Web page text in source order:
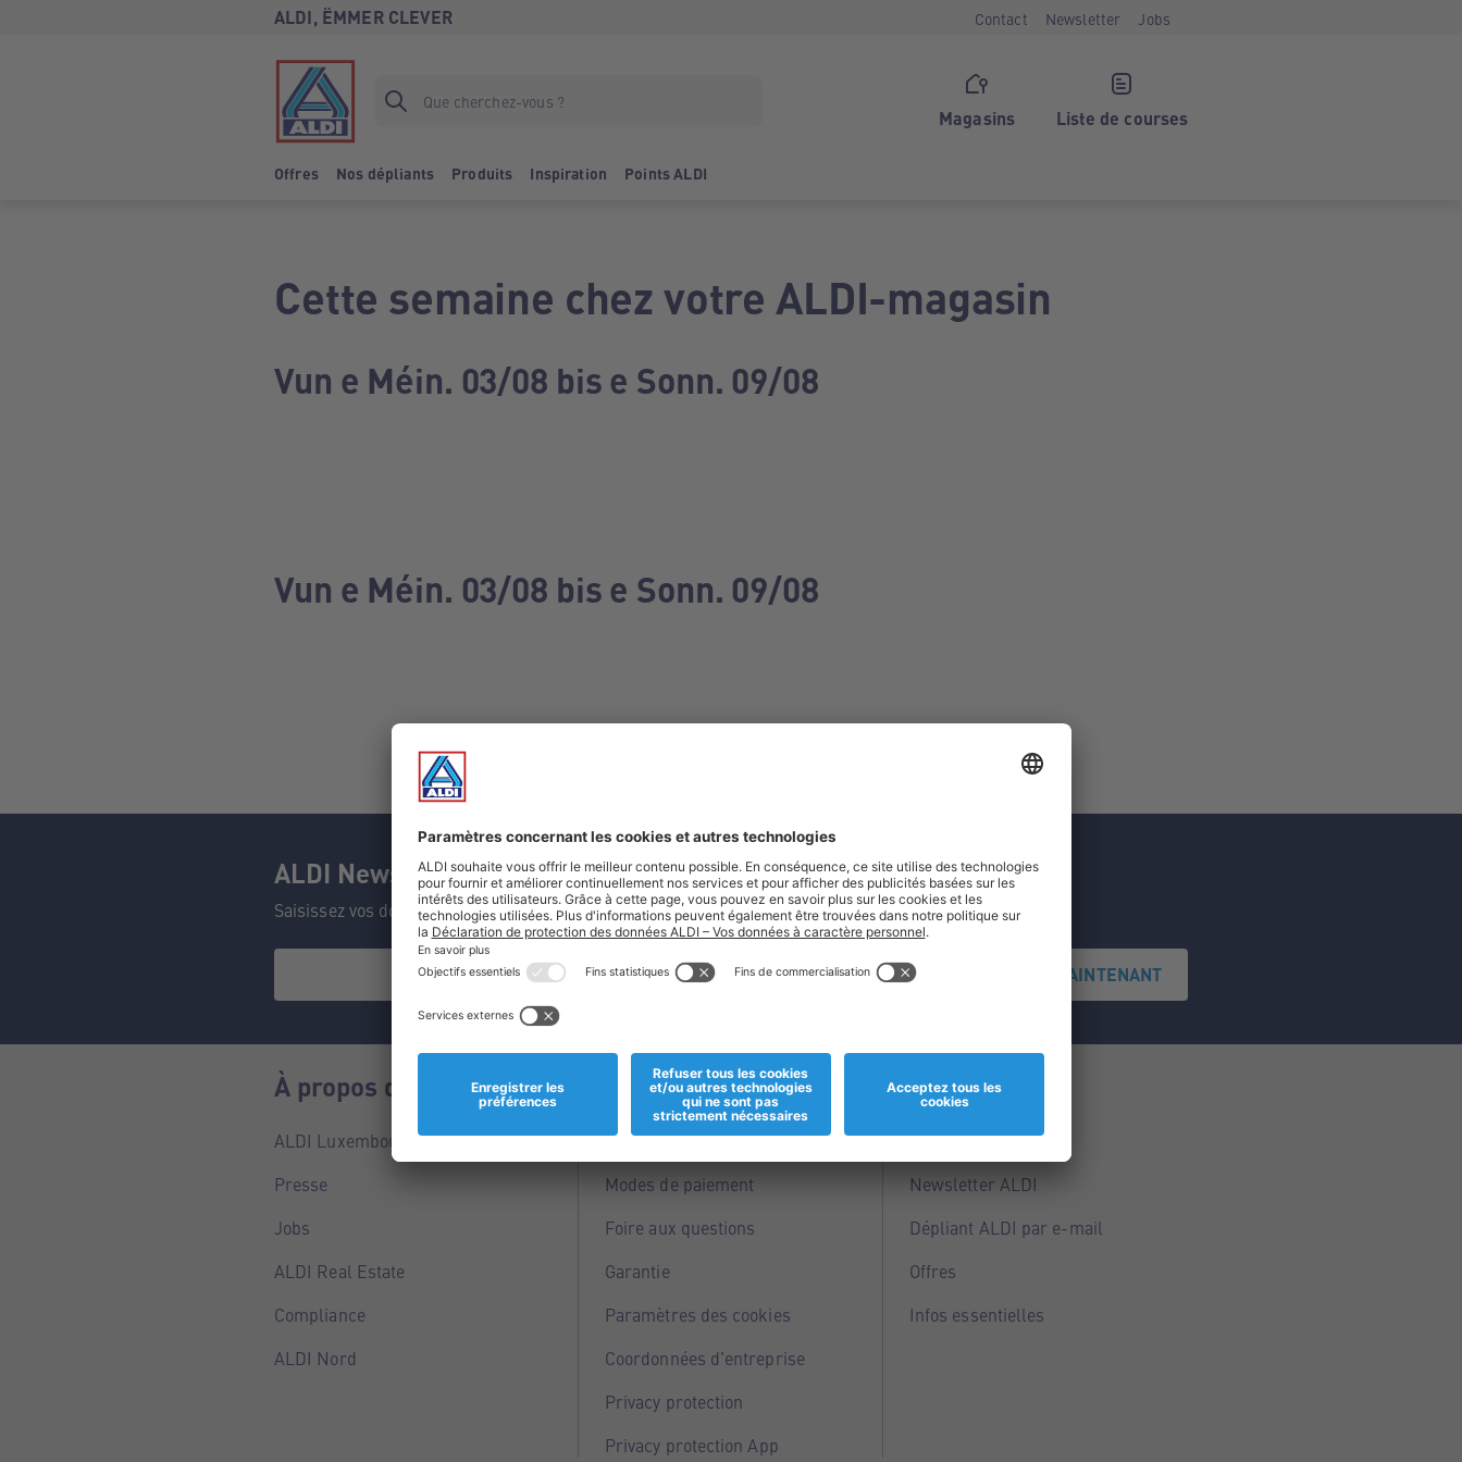
ALDI, ËMMER CLEVER Contact Newsletter Jobs
Magasins Liste de courses
Offres Nos dépliants Produits Inspiration Points ALDI
Cette semaine chez votre ALDI-magasin
Vun e Méin. 03/08 bis e Sonn. 09/08
Vun e Méin. 03/08 bis e Sonn. 09/08
ALDI Newsletter
Saisissez vos données et ne manquez aucune de nos offres.
S'INSCRIRE MAINTENANT
À propos de nous
ALDI Luxembourg
Presse
Jobs
ALDI Real Estate
Compliance
ALDI Nord
Informations
Magasins
Modes de paiement
Foire aux questions
Garantie
Paramètres des cookies
Coordonnées d'entreprise
Privacy protection
Privacy protection App
Service
Points ALDI
Newsletter ALDI
Dépliant ALDI par e-mail
Offres
Infos essentielles